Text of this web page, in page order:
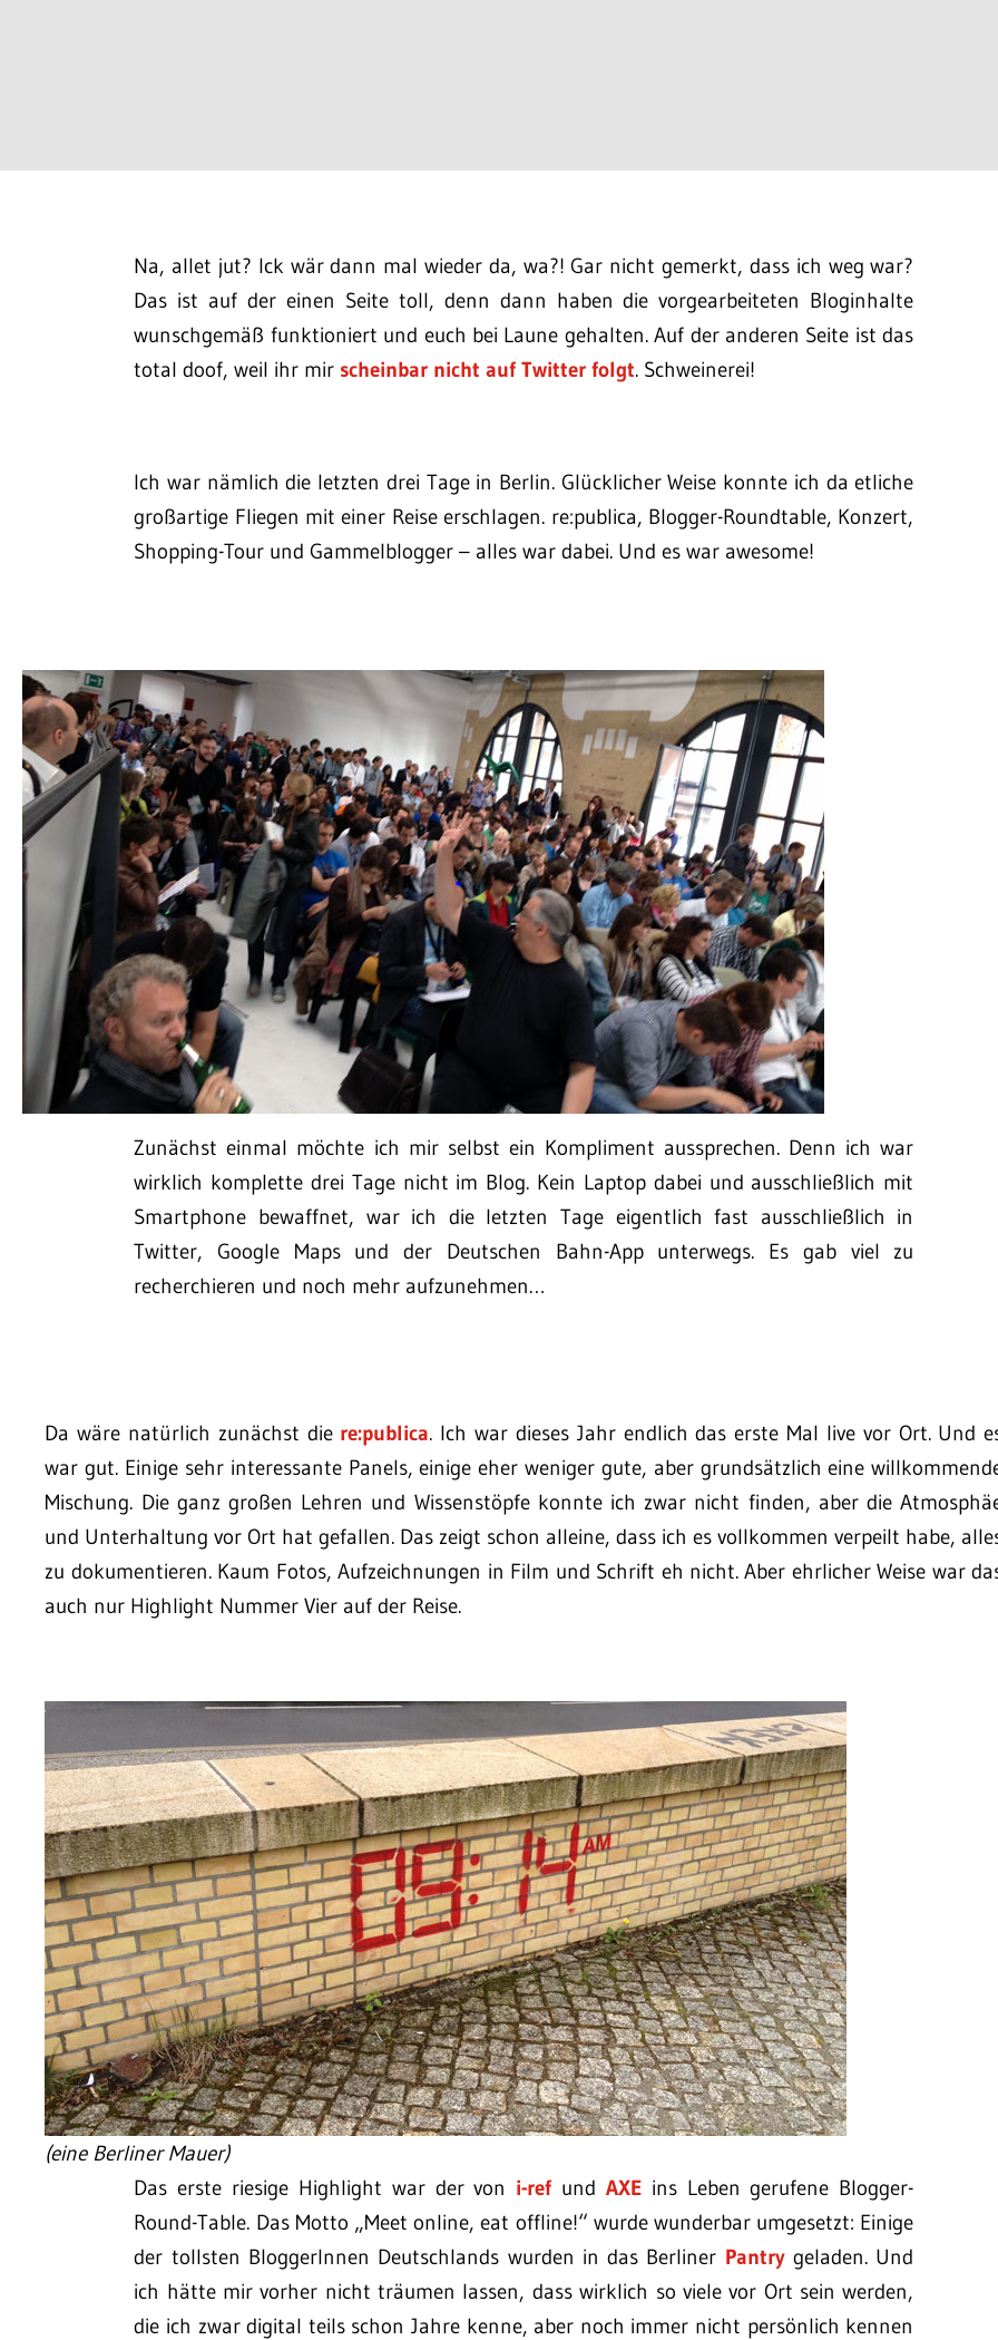
Na, allet jut? Ick wär dann mal wieder da, wa?! Gar nicht gemerkt, dass ich weg war?
Das ist auf der einen Seite toll, denn dann haben die vorgearbeiteten Bloginhalte
wunschgemäß funktioniert und euch bei Laune gehalten. Auf der anderen Seite ist das
total doof, weil ihr mir scheinbar nicht auf Twitter folgt. Schweinerei!
Ich war nämlich die letzten drei Tage in Berlin. Glücklicher Weise konnte ich da etliche
großartige Fliegen mit einer Reise erschlagen. re:publica, Blogger-Roundtable, Konzert,
Shopping-Tour und Gammelblogger – alles war dabei. Und es war awesome!
Zunächst einmal möchte ich mir selbst ein Kompliment aussprechen. Denn ich war
wirklich komplette drei Tage nicht im Blog. Kein Laptop dabei und ausschließlich mit
Smartphone bewaffnet, war ich die letzten Tage eigentlich fast ausschließlich in
Twitter, Google Maps und der Deutschen Bahn-App unterwegs. Es gab viel zu
recherchieren und noch mehr aufzunehmen…
Da wäre natürlich zunächst die re:publica. Ich war dieses Jahr endlich das erste Mal live vor Ort. Und
war gut. Einige sehr interessante Panels, einige eher weniger gute, aber grundsätzlich eine
Mischung. Die ganz großen Lehren und Wissenstöpfe konnte ich zwar nicht finden, aber die
und Unterhaltung vor Ort hat gefallen. Das zeigt schon alleine, dass ich es vollkommen verpeilt habe,
zu dokumentieren. Kaum Fotos, Aufzeichnungen in Film und Schrift eh nicht. Aber ehrlicher Weise war
auch nur Highlight Nummer Vier auf der Reise.
(eine Berliner Mauer)
Das erste riesige Highlight war der von i-refund AXEins Leben gerufene Blogger-
Round-Table. Das Motto „Meet online, eat offline!“ wurde wunderbar umgesetzt: Einige
der tollsten BloggerInnen Deutschlands wurden in das Berliner Pantrygeladen. Und
ich hätte mir vorher nicht träumen lassen, dass wirklich so viele vor Ort sein werden,
die ich zwar digital teils schon Jahre kenne, aber noch immer nicht persönlich kennen